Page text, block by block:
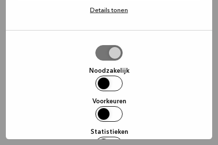
Details tonen
Noodzakelijk
Voorkeuren
Statistieken